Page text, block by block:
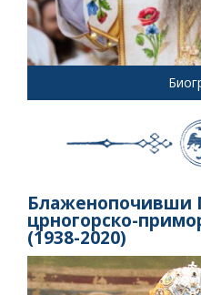
Блаженопочивши
црногорско-
(1938-2020)